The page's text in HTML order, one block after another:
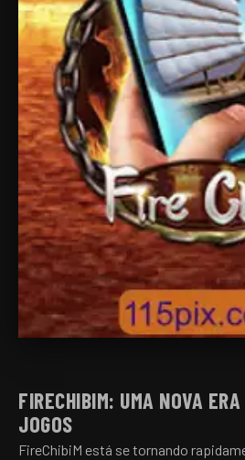
FIRECHIBIM: UMA NOVA
JOGOS
FireChibiM está se tornando